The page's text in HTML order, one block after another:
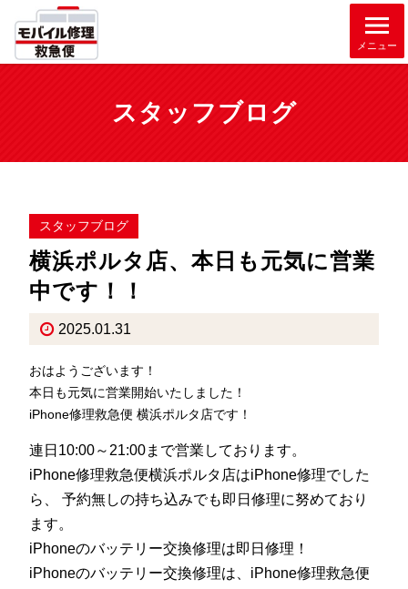
メニュー
スタッフブログ
スタッフブログ
横浜ポルタ店、本日も元気に営業
中です！！
2025.01.31
おはようございます！
本日も元気に営業開始いたしました！
iPhone修理救急便 横浜ポルタ店です！
連日10:00～21:00まで営業しております。
iPhone修理救急便横浜ポルタ店はiPhone修理でした
ら、 予約無しの持ち込みでも即日修理に努めており
ます。
iPhoneのバッテリー交換修理は即日修理！
iPhoneのバッテリー交換修理は、iPhone修理救急便